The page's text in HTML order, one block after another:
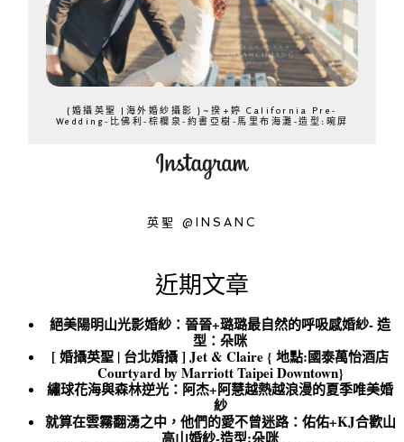
{婚攝英聖 |海外婚紗攝影 }~揆+婷 California Pre-
Wedding-比佛利-棕櫚泉-約書亞樹-馬里布海灘-造型:晼屏
英聖 @INSANC
近期文章
絕美陽明山光影婚紗：晉晉+璐璐最自然的呼吸感婚紗- 造
型：朵咪
[ 婚攝英聖 | 台北婚攝 ] Jet & Claire { 地點:國泰萬怡酒店
Courtyard by Marriott Taipei Downtown}
繡球花海與森林逆光：阿杰+阿慧越熱越浪漫的夏季唯美婚
紗
就算在雲霧翻湧之中，他們的愛不曾迷路：佑佑+KJ合歡山
高山婚紗-造型:朵咪